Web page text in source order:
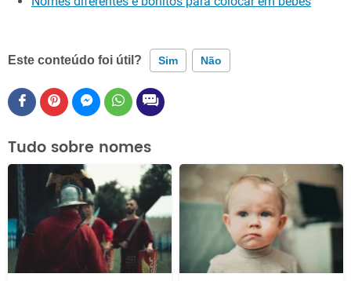
Este conteúdo foi útil? Sim Não
Este conteúdo contém informação incorreta
Este conteúdo não tem a informação que procuro
Outro
Tudo sobre nomes